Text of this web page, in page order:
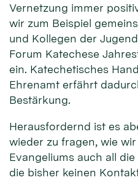
Vernetzung immer
wir zum Beispiel
und Kollegen der
Forum Katechese
ein. Katechetisches
Ehrenamt erfährt
Bestärkung.
Herausfordernd ist es
wieder zu fragen, wie
Evangeliums auch all
die bisher keinen